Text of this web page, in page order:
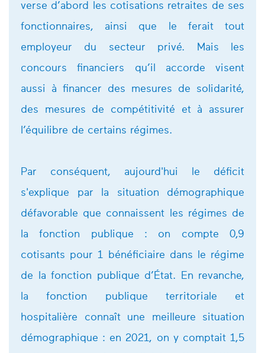
verse d’abord les cotisations retraites de ses
fonctionnaires, ainsi que le ferait tout
employeur du secteur privé. Mais les
concours financiers qu’il accorde visent
aussi à financer des mesures de solidarité,
des mesures de compétitivité et à assurer
l’équilibre de certains régimes.
Par conséquent, aujourd'hui le déficit
s'explique par la situation démographique
défavorable que connaissent les régimes de
la fonction publique : on compte 0,9
cotisants pour 1 bénéficiaire dans le régime
de la fonction publique d’État. En revanche,
la fonction publique territoriale et
hospitalière connaît une meilleure situation
démographique : en 2021, on y comptait 1,5